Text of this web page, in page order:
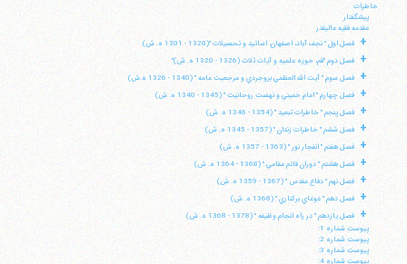
خاطرات
پيشگفتار
مقدمه فقيه عاليقدر
+ فصل اول " نجف آباد، اصفهان، اساتيد و تحصيلات "(1320 - 1301 ه. ش)
+ فصل دوم "قم، حوزه علميه و آيات ثلاث (1326 - 1320 ه. ش)"
+ فصل سوم " آيت الله العظمي بروجردي و مرجعيت عامه " (1340 - 1326 ه.ش)
+ فصل چهارم " امام خميني و نهضت روحانيت " (1345 - 1340 ه. ش)
+ فصل پنجم " خاطرات تبعيد " (1354 - 1346 ه. ش)
+ فصل ششم " خاطرات زندان " (1357 - 1345 ه. ش)
+ فصل هفتم " انفجار نور " (1363 - 1357 ه. ش)
+ فصل هشتم " دوران قائم مقامي " (1368 - 1364 ه. ش)
+ فصل نهم " دفاع مقدس " (1367 - 1359 ه. ش)
+ فصل دهم " غوغاي بركناري " (1368 ه. ش)
+
فصل يازدهم " در راه انجام وظيفه " (1378 - 1368 ه. ش)
پيوست شماره 1:
پيوست شماره 2:
پيوست شماره 3:
پيوست شماره 4: